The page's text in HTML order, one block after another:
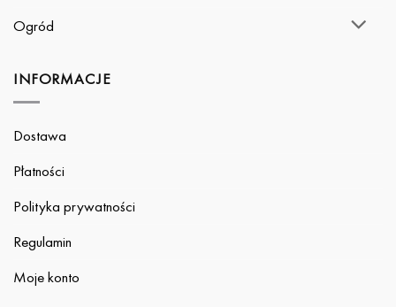
Ogród
INFORMACJE
Dostawa
Płatności
Polityka prywatności
Regulamin
Moje konto